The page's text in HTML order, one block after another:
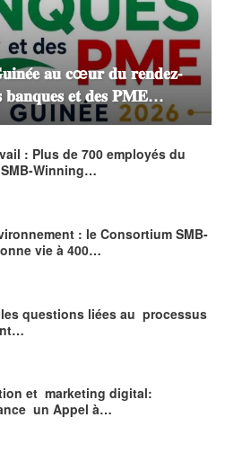
𝐚𝐮 𝐜œ𝐮𝐫 𝐝𝐮 𝐫𝐞𝐧𝐝𝐞𝐳-
𝐛𝐚𝐧𝐪𝐮𝐞𝐬 𝐞𝐭 𝐝𝐞𝐬 𝐏𝐌𝐄…
: Plus de 700 employés du
Winning…
: le Consortium SMB-
vie à 400…
questions liées au processus
et marketing digital:
un Appel à…